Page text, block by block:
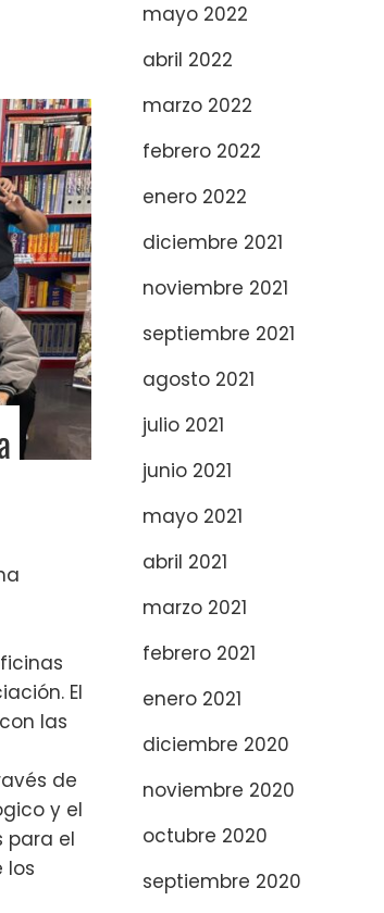
El
las
de
y el
para el
los
mayo 2022
abril 2022
marzo 2022
febrero 2022
enero 2022
diciembre 2021
noviembre 2021
septiembre 2021
agosto 2021
julio 2021
junio 2021
mayo 2021
abril 2021
marzo 2021
febrero 2021
enero 2021
diciembre 2020
noviembre 2020
octubre 2020
septiembre 2020